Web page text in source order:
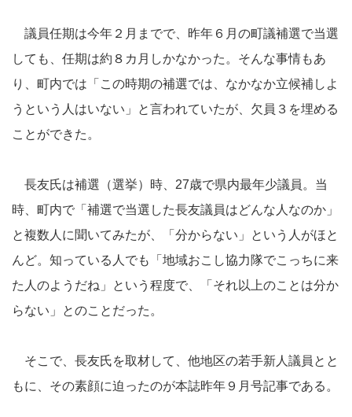
議員任期は今年２月までで、昨年６月の町議補選で当選
しても、任期は約８カ月しかなかった。そんな事情もあ
り、町内では「この時期の補選では、なかなか立候補しよ
うという人はいない」と言われていたが、欠員３を埋める
ことができた。
長友氏は補選（選挙）時、27歳で県内最年少議員。当
時、町内で「補選で当選した長友議員はどんな人なのか」
と複数人に聞いてみたが、「分からない」という人がほと
んど。知っている人でも「地域おこし協力隊でこっちに来
た人のようだね」という程度で、「それ以上のことは分か
らない」とのことだった。
そこで、長友氏を取材して、他地区の若手新人議員とと
もに、その素顔に迫ったのが本誌昨年９月号記事である。